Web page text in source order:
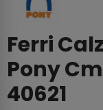
Ferri
Pony
40621